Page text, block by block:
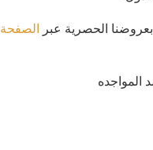
الحصرية عبر الصفحة